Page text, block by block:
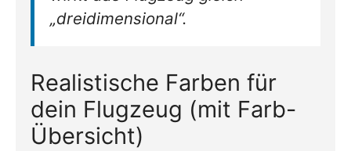
„dreidimensional“.
Realistische Farben für
dein Flugzeug (mit Farb-
Übersicht)